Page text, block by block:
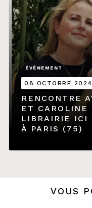
ÉVÈNEMENT
08 OCTOBRE 2024
RENCONTRE
ET CAROLINE
LIBRAIRIE ICI
À PARIS (75)
VOUS